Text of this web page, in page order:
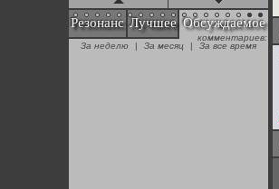
"Аркадий Коц" на
эгалите-фесте "Не
Резонанс Лучшее Обсуждаемое
комментариев:
За неделю
| За месяц | За все время